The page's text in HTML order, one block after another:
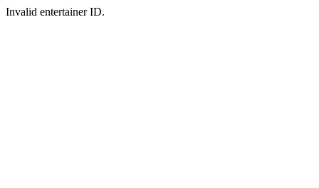
Invalid entertainer ID.